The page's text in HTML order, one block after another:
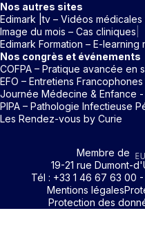
Nos autres sites
Edimark |tv – Vidéos
Image du mois – Cas cliniques
Edimark Formation – E-learning
Nos congrès et événements
COFPA – Pratique avancée en
EFO – Entretiens
Journée Médecine & Enfance -
PIPA – Pathologie Infectieuse
Les Rendez-vous by Curie
Membre de
19-21 rue Dumont-
Tél : +33 1 46 67 63 00
Mentions légales
Protection des